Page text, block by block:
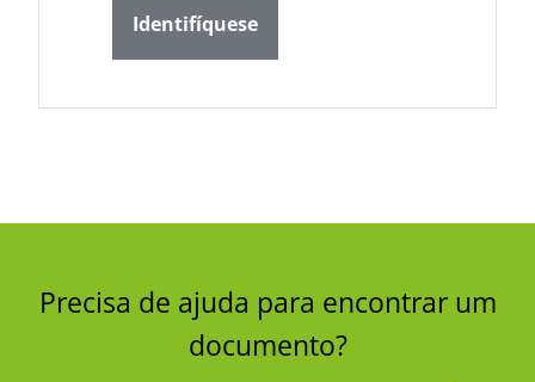
Identifíquese
Precisa de ajuda para encontrar um
documento?